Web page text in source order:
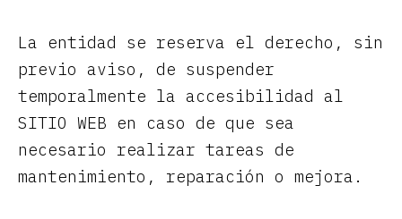
La entidad se reserva el derecho, sin
previo aviso, de suspender
temporalmente la accesibilidad al
SITIO WEB en caso de que sea
necesario realizar tareas de
mantenimiento, reparación o mejora.